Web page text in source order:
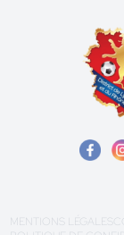
MENTIONS LÉGALES